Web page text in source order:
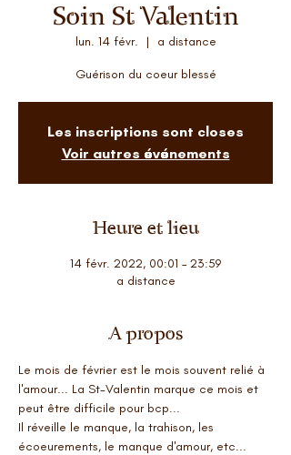
Soin St Valentin
lun. 14 févr.
  |
a distance
Guérison du coeur blessé
Les inscriptions sont closes
Voir autres événements
Heure et lieu
14 févr. 2022, 00:01 – 23:59
a distance
A propos
Le mois de février est le mois souvent relié à
l'amour... La St-Valentin marque ce mois et
peut être difficile pour bcp...
Il réveille le manque, la trahison, les
écoeurements, le manque d'amour, etc...